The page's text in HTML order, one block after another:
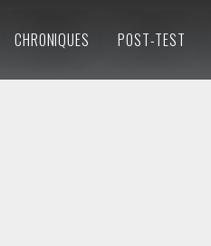
CHRONIQUES POST-TEST